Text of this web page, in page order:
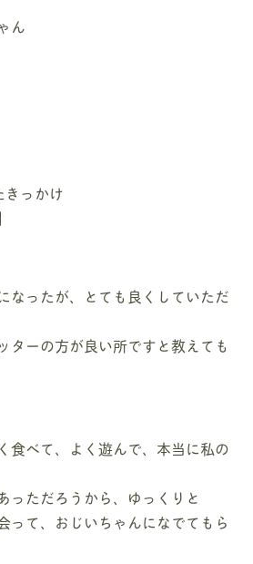
ん
っかけ
なったが、とても良くしていただ
ターの方が良い所ですと教えても
食べて、よく遊んで、本当に私の
っただろうから、ゆっくりと
って、おじいちゃんになでてもら